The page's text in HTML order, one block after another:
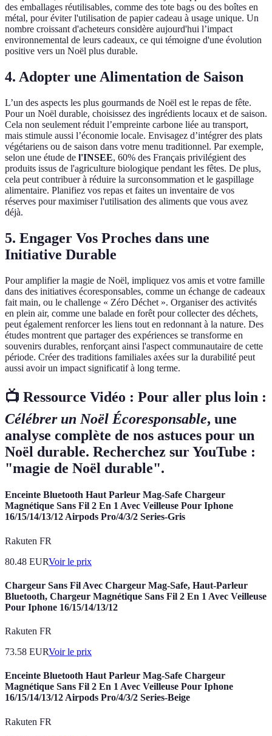
des emballages réutilisables, comme des tote bags ou des boîtes en
métal, pour éviter l'utilisation de papier cadeau à usage unique. Un
nombre croissant d'acheteurs considère aujourd'hui l’impact
environnemental de leurs cadeaux, ce qui témoigne d'une évolution
positive vers un Noël plus durable.
4. Adopter une Alimentation de Saison
L’un des aspects les plus gourmands de Noël est le repas de fête.
Pour un Noël durable, choisissez des ingrédients locaux et de saison.
Cela non seulement réduit l’empreinte carbone liée au transport,
mais stimule aussi l’économie locale. Envisagez d’intégrer des plats
végétariens ou de saison dans votre menu traditionnel. Par exemple,
selon une étude de l'INSEE, 60% des Français privilégient des
produits issus de l'agriculture biologique pendant les fêtes. De plus,
cela peut contribuer à réduire la surconsommation et le gaspillage
alimentaire. Planifiez vos repas et faites un inventaire de vos
réserves pour maximiser l'utilisation des aliments que vous avez
déjà.
5. Engager Vos Proches dans une
Initiative Durable
Pour amplifier la magie de Noël, impliquez vos amis et votre famille
dans des initiatives écoresponsables, comme un échange de cadeaux
fait main, ou le challenge « Zéro Déchet ». Organiser des activités
en plein air, comme une balade en forêt pour collecter des déchets,
peut également renforcer les liens tout en redonnant à la nature. Des
études montrent que partager des expériences se transforme en
souvenirs durables, renforçant ainsi l'aspect communautaire de cette
période. Créer des traditions familiales axées sur la durabilité peut
aussi avoir un impact significatif à long terme.
📺 Ressource Vidéo : Pour aller plus loin :
Célébrer un Noël Écoresponsable, une
analyse complète de nos astuces pour un
Noël durable. Recherchez sur YouTube :
"magie de Noël durable".
Enceinte Bluetooth Haut Parleur Mag-Safe Chargeur
Magnétique Sans Fil 2 En 1 Avec Veilleuse Pour Iphone
16/15/14/13/12 Airpods Pro/4/3/2 Series-Gris
Rakuten FR
80.48 EURVoir le prix
Chargeur Sans Fil Avec Chargeur Mag-Safe, Haut-Parleur
Bluetooth, Chargeur Magnétique Sans Fil 2 En 1 Avec Veilleuse
Pour Iphone 16/15/14/13/12
Rakuten FR
73.58 EURVoir le prix
Enceinte Bluetooth Haut Parleur Mag-Safe Chargeur
Magnétique Sans Fil 2 En 1 Avec Veilleuse Pour Iphone
16/15/14/13/12 Airpods Pro/4/3/2 Series-Beige
Rakuten FR